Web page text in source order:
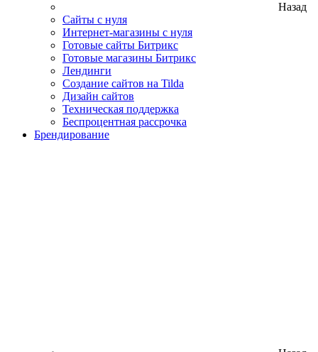
Назад
Сайты с нуля
Интернет-магазины с нуля
Готовые сайты Битрикс
Готовые магазины Битрикс
Лендинги
Создание сайтов на Tilda
Дизайн сайтов
Техническая поддержка
Беспроцентная рассрочка
Брендирование